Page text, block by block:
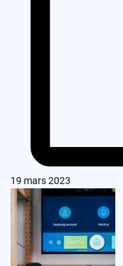
19 mars 2023